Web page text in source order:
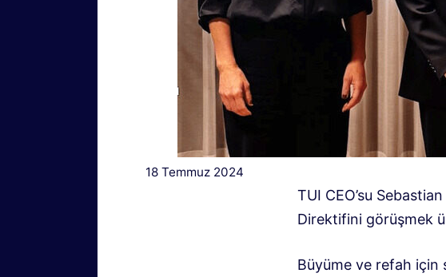
18 Temmuz 2024
TUI CEO’su
Direktifini görüşmek
Büyüme ve refah için